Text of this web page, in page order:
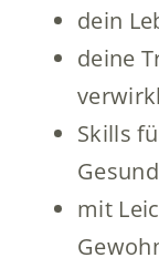
dein
deine
Skills
mit